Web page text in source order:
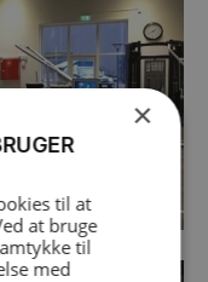
×
til at
at bruge
til
med